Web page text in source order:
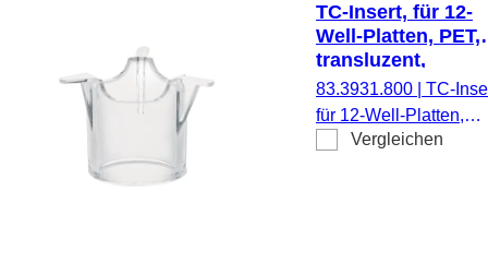
TC-Insert, für 12-
Well-Platten, PET,
transluzent,
Porengröße: 8 µm
83.3931.800
TC-
für 12-Well-Platten,
Membran: PET,
Vergleichen